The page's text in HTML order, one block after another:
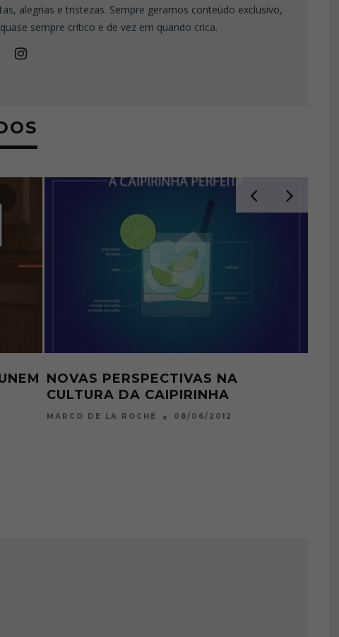
alegrias e tristezas. Sempre geramos conteúdo exclusivo,
sempre crítico e de vez em quando crica.
NOVAS PERSPECTIVAS NA
CULTURA DA CAIPIRINHA
MARCO DE LA ROCHE 08/06/2012
1º